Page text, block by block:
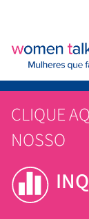
CLIQUE
NOSSO